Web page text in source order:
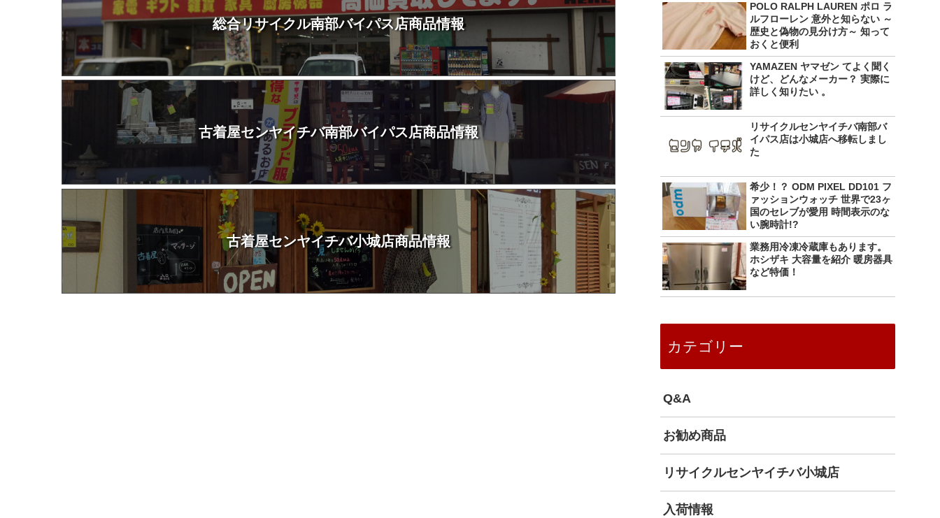
総合リサイクル南部バイパス店商品情報
古着屋センヤイチバ南部バイパス店商品情報
古着屋センヤイチバ小城店商品情報
POLO RALPH LAUREN ポロ ラ
ルフローレン 意外と知らない ～
歴史と偽物の見分け方～ 知って
おくと便利
YAMAZEN ヤマゼン てよく聞く
けど、どんなメーカー？ 実際に
詳しく知りたい 。
リサイクルセンヤイチバ南部バ
イパス店は小城店へ移転しまし
た
希少！？ ODM PIXEL DD101 フ
ァッションウォッチ 世界で23ヶ
国のセレブが愛用 時間表示のな
い腕時計!?
業務用冷凍冷蔵庫もあります。
ホシザキ 大容量を紹介 暖房器具
など特価！
カテゴリー
Q&A
お勧め商品
リサイクルセンヤイチバ小城店
入荷情報